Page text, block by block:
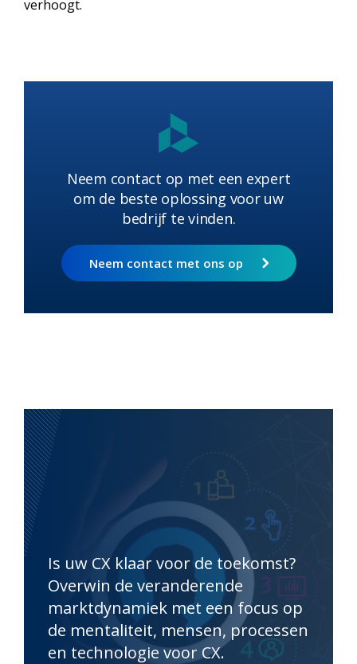
verhoogt.
Neem contact op met een expert
om de beste oplossing voor uw
bedrijf te vinden.
Neem contact met ons op
Is uw CX klaar voor de toekomst?
Overwin de veranderende
marktdynamiek met een focus op
de mentaliteit, mensen, processen
en technologie voor CX.